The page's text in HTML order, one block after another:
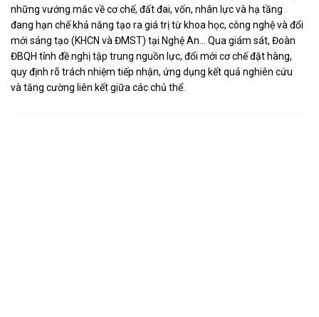
đại biểu Quốc hội tỉnh Nghệ An đã ghi nhận những kết quả đạt
được trong thực hiện chính sách, pháp luật về an toàn thực phẩm
giai đoạn 2021-2026; đồng thời làm rõ những khó khăn, vướng
mắc từ thực tiễn nhằm kiến nghị hoàn thiện chính sách, pháp luật
trong lĩnh vực này.